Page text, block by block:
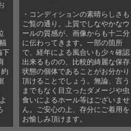
下
・コンディションの素晴らしさも
ご覧の通り。上質でしなやかなウ
ールの質感が、画像からも十二分
に伝わってきます。一部の箇所
で、経年による風合いも少々確認
出来るものの、比較的綺麗な保存
状態の個体であることがお分かり
頂けることでしょう。無論、言う
までもなく目立ったダメージや虫
食いによるホール等はございませ
ん。ご安心の上、存分にご着用を
お愉しみ頂けます。